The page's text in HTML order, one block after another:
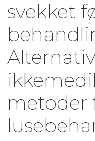
svekket
metoder